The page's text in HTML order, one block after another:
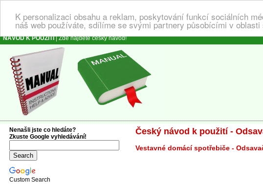
K personalizaci obsahu a reklam, poskytování funkcí sociálních
náš web používáte, sdílíme se svými partnery působícími v
NÁVOD K POUŽITÍ| Zde najdete český návod!
Český návod k použití -
Vestavné domácí spotřebiče -
Nenašli jste co hledáte?
Zkuste Google vyhledávání!
Custom Search